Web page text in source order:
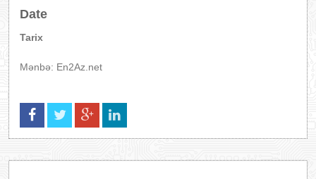
Date
Tarix
Mənbə: En2Az.net